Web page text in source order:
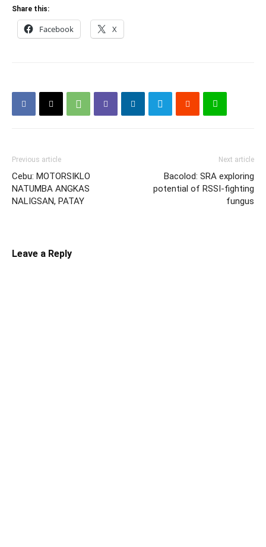
Share this:
Facebook X
Previous article
Cebu: MOTORSIKLO
NATUMBA ANGKAS
NALIGSAN, PATAY
Next article
Bacolod: SRA exploring
potential of RSSI-fighting
fungus
Leave a Reply